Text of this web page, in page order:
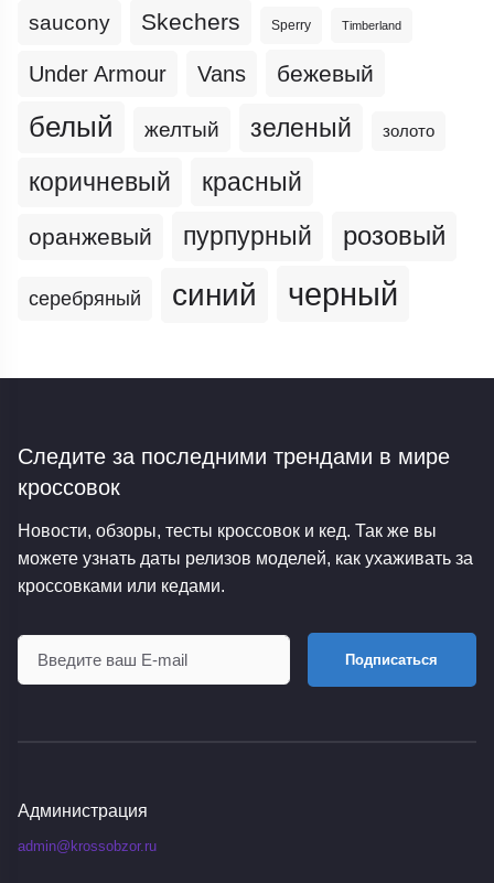
saucony Skechers Sperry Timberland
Under Armour Vans бежевый
белый желтый зеленый золото
коричневый красный
оранжевый пурпурный розовый
серебряный синий черный
Следите за последними трендами в мире
кроссовок
Новости, обзоры, тесты кроссовок и кед. Так же вы
можете узнать даты релизов моделей, как ухаживать за
кроссовками или кедами.
Подписаться
Администрация
admin@krossobzor.ru